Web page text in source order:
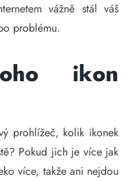
vážně stál váš
problému.
ikon
prohlížeč, kolik ikonek
Pokud jich je více jak
více, takže ani nejdou